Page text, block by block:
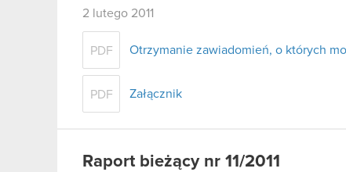
2 lutego 2011
PDF Otrzymanie zawiadomień, o których
PDF Załącznik
Raport bieżący nr 11/2011